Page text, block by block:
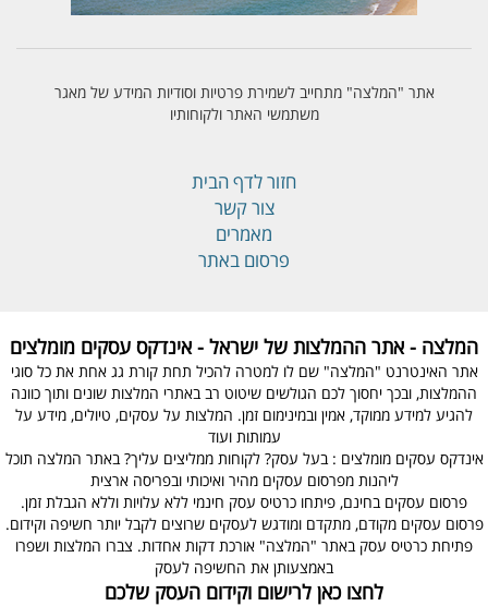
אתר "המלצה" מתחייב לשמירת פרטיות וסודיות המידע של מאגר
משתמשי האתר ולקוחותיו
חזור לדף הבית
צור קשר
מאמרים
פרסום באתר
המלצה - אתר ההמלצות של ישראל - אינדקס עסקים מומלצים
אתר האינטרנט "המלצה" שם לו למטרה להכיל תחת קורת גג אחת את כל סוגי
ההמלצות, ובכך יחסוך לכם הגולשים שיטוט רב באתרי המלצות שונים ותוך כוונה
להגיע למידע ממוקד, אמין ובמינימום זמן. המלצות על עסקים, טיולים, מידע על
עמותות ועוד
אינדקס עסקים מומלצים : בעל עסק? לקוחות ממליצים עליך? באתר המלצה תוכל
ליהנות מפרסום עסקים מהיר ואיכותי ובפריסה ארצית
פרסום עסקים בחינם, פיתחו כרטיס עסק חינמי ללא עלויות וללא הגבלת זמן.
פרסום עסקים מקודם, מתקדם ומודגש לעסקים שרוצים לקבל יותר חשיפה וקידום.
פתיחת כרטיס עסק באתר "המלצה" אורכת דקות אחדות. צברו המלצות ושפרו
באמצעותן את החשיפה לעסק
לחצו כאן לרישום וקידום העסק שלכם